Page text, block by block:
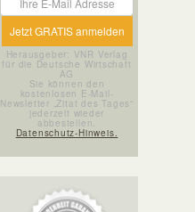
Herausgeber: VNR Verlag
für die Deutsche Wirtschaft
AG
Sie können den
kostenlosen E-Mail-
Newsletter „Zitat des Tages“
jederzeit wieder
abbestellen.
Datenschutz-Hinweis.